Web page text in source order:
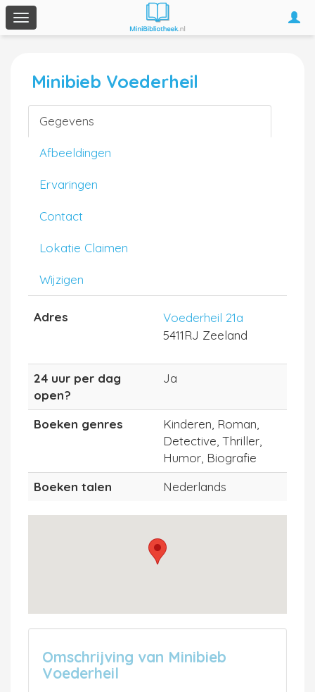
Toggle
navigation
Minibieb Voederheil
Gegevens
Afbeeldingen
Ervaringen
Contact
Lokatie Claimen
Wijzigen
Adres
Voederheil 21a
5411RJ Zeeland
24 uur per dag
open?
Ja
Boeken genres
Kinderen, Roman,
Detective, Thriller,
Humor, Biografie
Boeken talen
Nederlands
Omschrijving van Minibieb
Voederheil